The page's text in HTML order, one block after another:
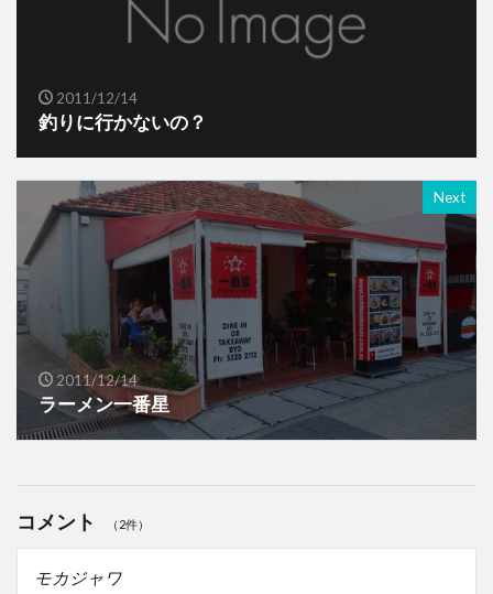
2011/12/14
釣りに行かないの？
Next
2011/12/14
ラーメン一番星
コメント （2件）
モカジャワ